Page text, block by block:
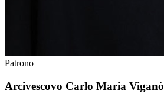
Patrono
Arcivescovo Carlo Maria Viganò